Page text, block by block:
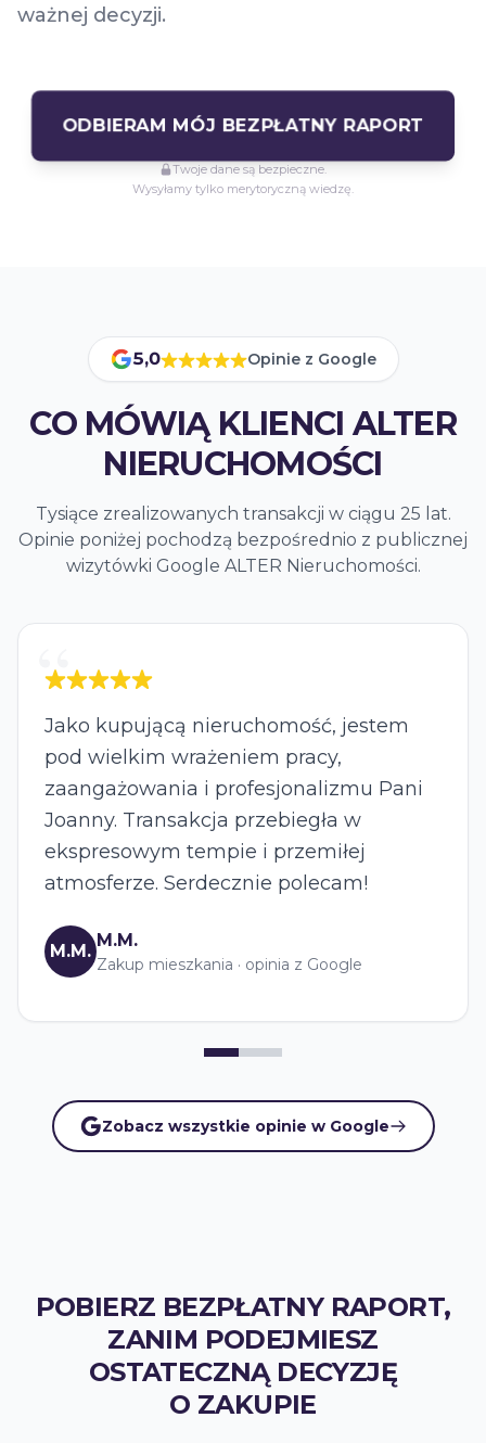
ważnej decyzji.
ODBIERAM MÓJ BEZPŁATNY RAPORT
Twoje dane są bezpieczne.
Wysyłamy tylko merytoryczną wiedzę.
5,0 Opinie z Google
Średnia ocena5,0z 5 w
CO MÓWIĄ KLIENCI ALTER
NIERUCHOMOŚCI
Tysiące zrealizowanych transakcji w ciągu 25 lat.
Opinie poniżej pochodzą bezpośrednio z publicznej
wizytówki Google ALTER Nieruchomości.
“
5 z 5 gwiazdek
Bardzo polecam współpracę z Panią
Joanną! Pełen profesjonalizm, zakup
pierwszego mieszkania przebiegł bez
żadnych problemów, pełne wsparcie na
każdym etapie. Jestem bardzo
zadowolona!
K.Z.
K.Z.
Zakup pierwszego mieszkania·,opinia z
POBIERZ BEZPŁATNY RAPORT,
ZANIM PODEJMIESZ
OSTATECZNĄ DECYZJĘ
O ZAKUPIE